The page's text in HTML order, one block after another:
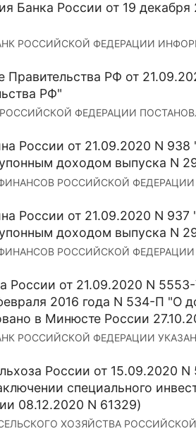
Банка России от 19
РОССИЙСКОЙ ФЕДЕРАЦИИ
Правительства РФ от
РФ"
ФЕДЕРАЦИИ
России от 21.09.2020 N
доходом выпуска N
РОССИЙСКОЙ ФЕДЕРАЦИИ
России от 21.09.2020 N
доходом выпуска N
РОССИЙСКОЙ ФЕДЕРАЦИИ
России от 21.09.2020 N
2016 года N 534-П "О
в Минюсте России
РОССИЙСКОЙ ФЕДЕРАЦИИ
России от 15.09.2020
специального
08.12.2020 N 61329)
ХОЗЯЙСТВА РОССИЙСКОЙ